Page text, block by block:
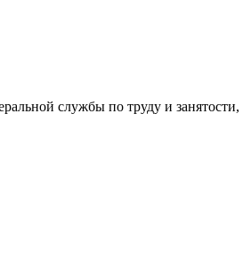
службы по труду и занятости,